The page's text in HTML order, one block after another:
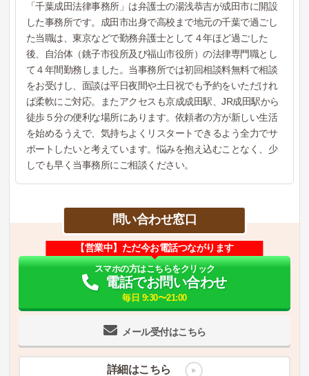
「千葉成田法律事務所」は弁護士の湯浅恭吉が成田市に開設
した事務所です。成田市出身で高校まで地元の千葉で過ごし
た当職は、東京などで勤務弁護士として４年ほど過ごした
後、自治体（銚子市役所及び福山市役所）の法律専門職とし
て４年間勤務しました。当事務所では初回相談料無料で相談
をお受けし、面談は平日夜間や土日祝でも予約をいただけれ
ば柔軟にご対応。またアクセスも京成成田駅、JR成田駅から
徒歩５分の便利な場所にあります。依頼者の方が新しい生活
を始めるうえで、気持ちよくリスタートできるよう全力でサ
ポートしたいと考えています。悩みを抱え込むことなく、少
しでも早く当事務所にご相談ください。
問い合わせ窓口
メール受付はこちら
【営業中】ただ今お電話つながります
スマホの方はこちらをクリック
電話でお問い合わせ
毎日 9:30〜21:00
詳細はこちら